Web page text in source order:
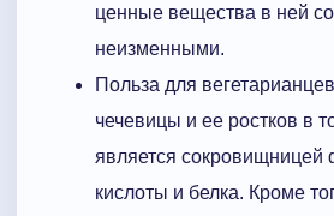
ценные вещества в ней
неизменными.
Польза для
чечевицы и ее ростков в
является сокровищницей
кислоты и белка. Кроме